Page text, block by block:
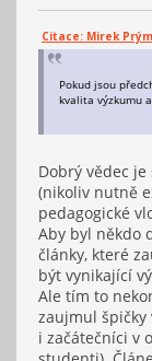
Citace: Mirek
Pokud jsou
kvalita výzkumu
Dobrý vědec
(nikoliv nutně
pedagogické
Aby byl někdo
články, které
být vynikající
Ale tím to
zaujmul špičky
i začátečníci v